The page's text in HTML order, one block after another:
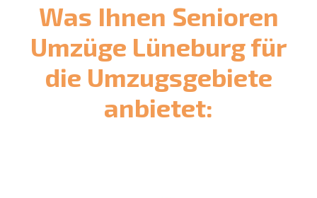
Was Ihnen Senioren
Umzüge Lüneburg für
die Umzugsgebiete
anbietet: